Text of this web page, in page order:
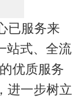
已服务来
站式、全流
优质服务
进一步树立